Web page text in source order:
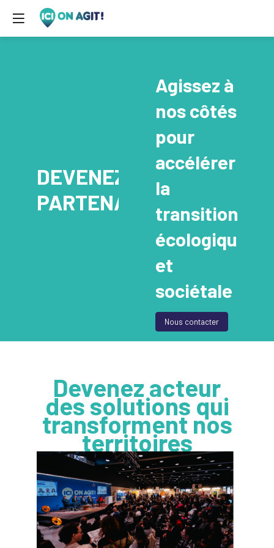
Agissez à
nos côtés
pour
accélérer
la
transition
écologique
et
sociétale
Nous contacter
DEVENEZ
PARTENAIRE
Devenez acteur
des solutions qui
transforment nos
territoires